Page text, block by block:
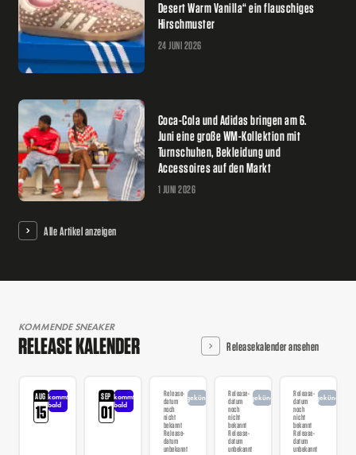
Desert Warm Vanilla“ ein flauschiges
Hirschmuster
24 JUNI 2026
Coca-Cola und Adidas bringen am 6.
Juni eine große WM-Kollektion mit
Turnschuhen, Bekleidung und
Accessoires auf den Markt
1 JUNI 2026
Alle Artikel anzeigen
KOMMENDE SNEAKER
RELEASE KALENDER Releasekalender ansehen
AUG
15
kommt
bald
SEP
01
kommt
bald
Release-
datum
noch
nicht
bekannt
Release-
datum
unbekannt
angekündigt
Release-
datum
noch
nicht
bekannt
Release-
datum
unbekannt
angekündigt
Release-
datum
noch
nicht
bekannt
Release-
datum
unbekannt
angekündigt